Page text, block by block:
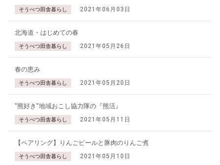
そうべつ田舎暮らし 2021年06月03日
北海道・はじめての春
そうべつ田舎暮らし 2021年05月26日
春の恵み
そうべつ田舎暮らし 2021年05月20日
"熊好き"地域おこし協力隊の『熊活』
そうべつ田舎暮らし 2021年05月11日
【ペアリング】りんごビールと豚肉のりんご煮
そうべつ田舎暮らし 2021年05月10日